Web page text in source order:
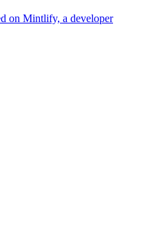
on Mintlify, a developer